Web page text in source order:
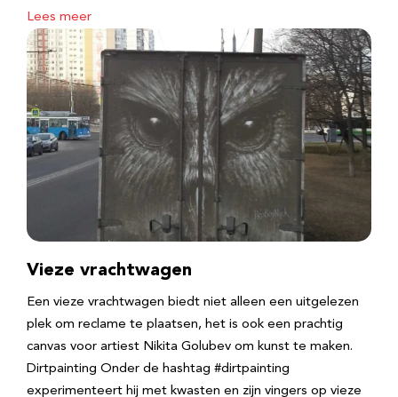
Lees meer
Vieze vrachtwagen
Een vieze vrachtwagen biedt niet alleen een uitgelezen
plek om reclame te plaatsen, het is ook een prachtig
canvas voor artiest Nikita Golubev om kunst te maken.
Dirtpainting Onder de hashtag #dirtpainting
experimenteert hij met kwasten en zijn vingers op vieze